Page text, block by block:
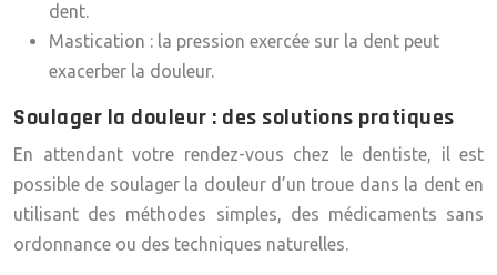
dent.
Mastication : la pression exercée sur la dent peut
exacerber la douleur.
Soulager la douleur : des solutions pratiques
En attendant votre rendez-vous chez le dentiste, il est
possible de soulager la douleur d’un troue dans la dent en
utilisant des méthodes simples, des médicaments sans
ordonnance ou des techniques naturelles.